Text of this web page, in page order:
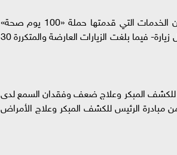
وأوضح الدكتور حسام عبدالغفار المتحدث الرسمي لوزارة الصحة والسكان، أن الخدمات التي قدمتها حملة «100 يوم صحة»
تضمنت 12 ألفا و214 خدمة، ضمن مبادرة الرئيس لدعم صحة المرأة -في أول زيارة- فيما بلغت الزيارات العارضة والمتكررة 30
مبادرة الرئيس للكشف المبكر وعلاج ضعف وفقدان السمع لدى
و570 طفلا، فيما قدمت 34 ألفًا و863 خدمة، ضمن مبادرة الرئيس للكشف المبكر وعلاج الأمراض